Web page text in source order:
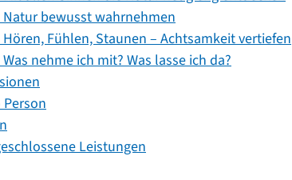
Natur bewusst wahrnehmen
Hören, Fühlen, Staunen – Achtsamkeit vertiefen
Was nehme ich mit? Was lasse ich da?
Person
Leistungen